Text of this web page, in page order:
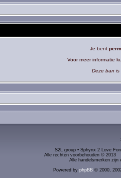
Je bent
Voor meer informatie
Deze ban is
S2L group • Sphynx 2 Love
Alle rechten voorbehouden ©
Alle handelsmerken zijn
Powered by phpBB© 2000,